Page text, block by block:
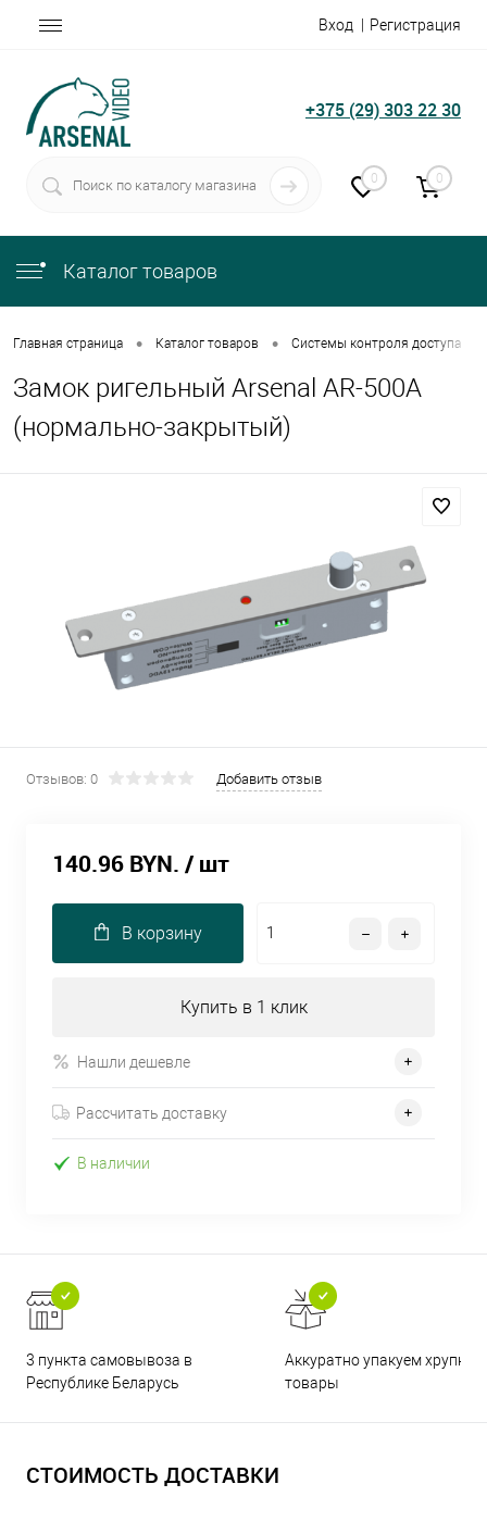
Вход Регистрация
+375 (29) 303 22 30
0 0
Каталог товаров
Главная страница • Каталог товаров • Системы контроля доступа
Замок ригельный Arsenal AR-500A
(нормально-закрытый)
Отзывов: 0 Добавить отзыв
140.96 BYN. / шт
В корзину
Купить в 1 клик
Нашли дешевле
Рассчитать доставку
В наличии
3 пункта самовывоза в
Республике Беларусь
Аккуратно упакуем хрупкие
товары
СТОИМОСТЬ ДОСТАВКИ